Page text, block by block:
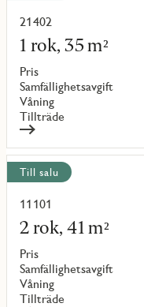
21402
1 rok, 35 m²
Pris
Samfällighetsavgift
Våning
Tillträde
Läs
mer
om
objekt
{objectNumber}
Till salu
11101
2 rok, 41 m²
Pris
Samfällighetsavgift
Våning
Tillträde
Läs
mer
om
objekt
{objectNumber}